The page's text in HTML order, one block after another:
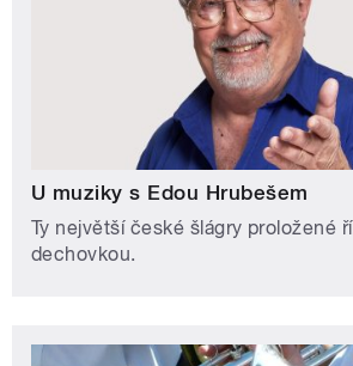
U muziky s Edou Hrubešem
Ty největší české šlágry proložené
dechovkou.